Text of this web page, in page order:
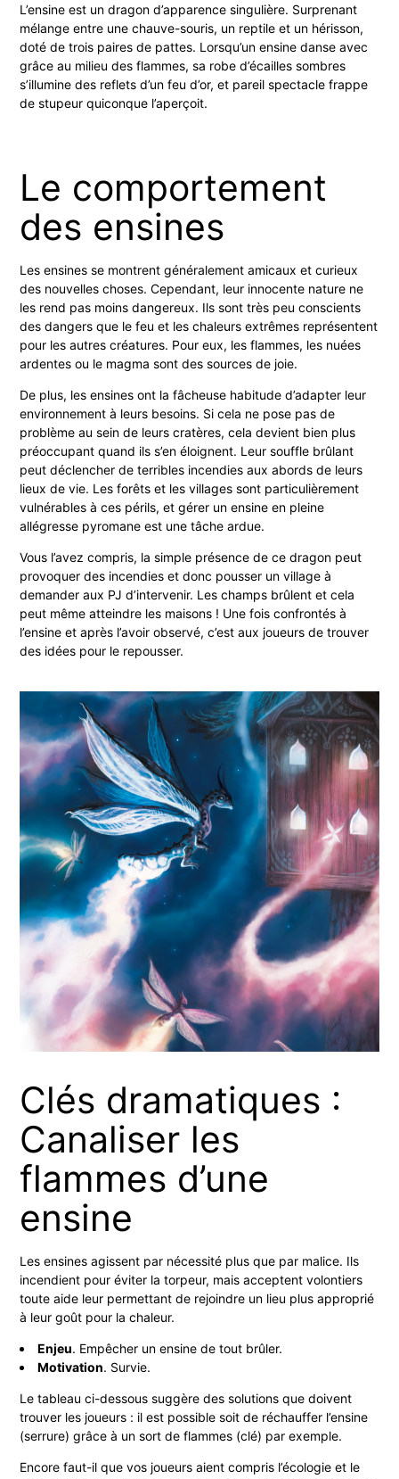
L’ensine est un dragon d’apparence singulière. Surprenant
mélange entre une chauve-souris, un reptile et un hérisson,
doté de trois paires de pattes. Lorsqu’un ensine danse avec
grâce au milieu des flammes, sa robe d’écailles sombres
s’illumine des reflets d’un feu d’or, et pareil spectacle frappe
de stupeur quiconque l’aperçoit.
Le comportement
des ensines
Les ensines se montrent généralement amicaux et curieux
des nouvelles choses. Cependant, leur innocente nature ne
les rend pas moins dangereux. Ils sont très peu conscients
des dangers que le feu et les chaleurs extrêmes représentent
pour les autres créatures. Pour eux, les flammes, les nuées
ardentes ou le magma sont des sources de joie.
De plus, les ensines ont la fâcheuse habitude d’adapter leur
environnement à leurs besoins. Si cela ne pose pas de
problème au sein de leurs cratères, cela devient bien plus
préoccupant quand ils s’en éloignent. Leur souffle brûlant
peut déclencher de terribles incendies aux abords de leurs
lieux de vie. Les forêts et les villages sont particulièrement
vulnérables à ces périls, et gérer un ensine en pleine
allégresse pyromane est une tâche ardue.
Vous l’avez compris, la simple présence de ce dragon peut
provoquer des incendies et donc pousser un village à
demander aux PJ d’intervenir. Les champs brûlent et cela
peut même atteindre les maisons ! Une fois confrontés à
l’ensine et après l’avoir observé, c’est aux joueurs de trouver
des idées pour le repousser.
Clés dramatiques :
Canaliser les
flammes d’une
ensine
Les ensines agissent par nécessité plus que par malice. Ils
incendient pour éviter la torpeur, mais acceptent volontiers
toute aide leur permettant de rejoindre un lieu plus approprié
à leur goût pour la chaleur.
Enjeu. Empêcher un ensine de tout brûler.
Motivation. Survie.
Le tableau ci-dessous suggère des solutions que doivent
trouver les joueurs : il est possible soit de réchauffer l’ensine
(serrure) grâce à un sort de flammes (clé) par exemple.
Encore faut-il que vos joueurs aient compris l’écologie et le